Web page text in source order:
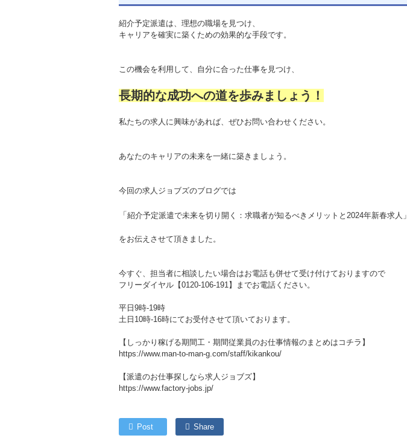
紹介予定派遣は、理想の職場を見つけ、
キャリアを確実に築くための効果的な手段です。
この機会を利用して、自分に合った仕事を見つけ、
長期的な成功への道を歩みましょう！
私たちの求人に興味があれば、ぜひお問い合わせください。
あなたのキャリアの未来を一緒に築きましょう。
今回の求人ジョブズのブログでは
「紹介予定派遣で未来を切り開く：求職者が知るべきメリットと2024年新春求人」
をお伝えさせて頂きました。
今すぐ、担当者に相談したい場合はお電話も併せて受け付けておりますので
フリーダイヤル【0120-106-191】までお電話ください。
平日9時-19時
土日10時-16時にてお受付させて頂いております。
【しっかり稼げる期間工・期間従業員のお仕事情報のまとめはコチラ】
https://www.man-to-man-g.com/staff/kikankou/
【派遣のお仕事探しなら求人ジョブズ】
https://www.factory-jobs.jp/
Post Share